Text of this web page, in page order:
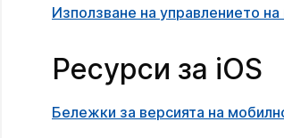
Използване на управлението
Ресурси за iOS
Бележки за версията на